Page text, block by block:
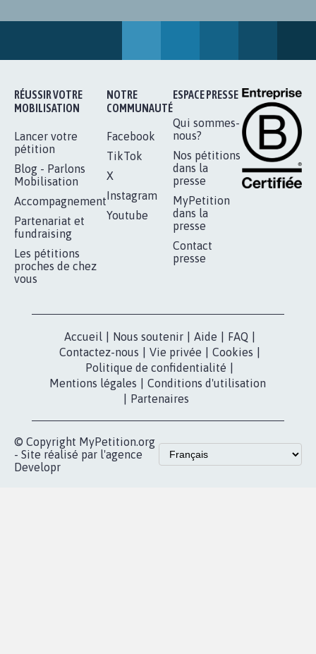
RÉUSSIR VOTRE
MOBILISATION
Lancer votre
pétition
Blog - Parlons
Mobilisation
Accompagnement
Partenariat et
fundraising
Les pétitions
proches de chez
vous
NOTRE
COMMUNAUTÉ
Facebook
TikTok
X
Instagram
Youtube
ESPACE PRESSE
Qui sommes-
nous?
Nos pétitions
dans la
presse
MyPetition
dans la
presse
Contact
presse
Accueil Nous soutenir Aide FAQ
Contactez-nous
Vie privée Cookies
Politique de confidentialité
Mentions légales
Conditions d'utilisation
Partenaires
© Copyright MyPetition.org
- Site réalisé par l'agence
Developr